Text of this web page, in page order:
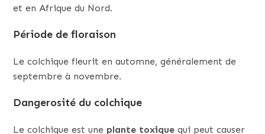
et en Afrique du Nord.
Période de floraison
Le colchique fleurit en automne, généralement de
septembre à novembre.
Dangerosité du colchique
Le colchique est une plante toxique qui peut causer